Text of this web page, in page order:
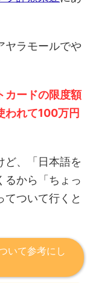
ヤラモールでや
カードの限度額
われて100万円
ど、「日本語を
るから「ちょっ
てついて行くと
いて参考にし